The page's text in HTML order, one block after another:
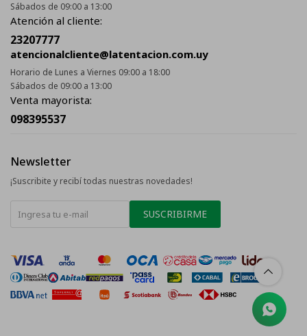
Sábados de 09:00 a 13:00
Atención al cliente:
23207777
atencionalcliente@latentacion.com.uy
Horario de Lunes a Viernes 09:00 a 18:00
Sábados de 09:00 a 13:00
Venta mayorista:
098395537
Newsletter
¡Suscribite y recibí todas nuestras novedades!
SUSCRIBIRME